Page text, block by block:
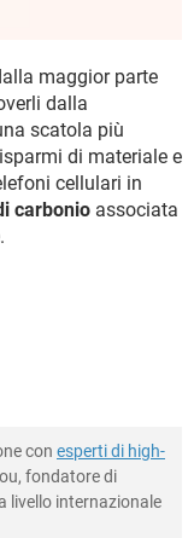
maggior parte
dalla
scatola più
di materiale e
cellulari in
carbonio associata
con esperti di high-
fondatore di
livello internazionale